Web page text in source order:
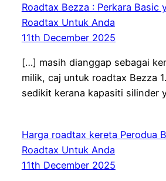
Roadtax Bezza : Perkara Basic
Roadtax Untuk Anda
11th December 2025
[…] masih dianggap sebagai
milik, caj untuk roadtax Bezza
sedikit kerana kapasiti silinder
Harga roadtax kereta Perodua
Roadtax Untuk Anda
11th December 2025